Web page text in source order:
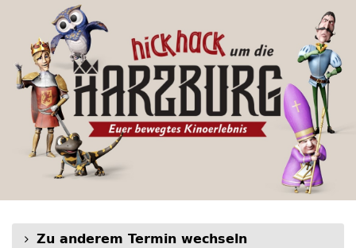
Inhalt
springen
Hickhack
um
die
Harzburg
Euer
bewegtes
Zu anderem Termin wechseln